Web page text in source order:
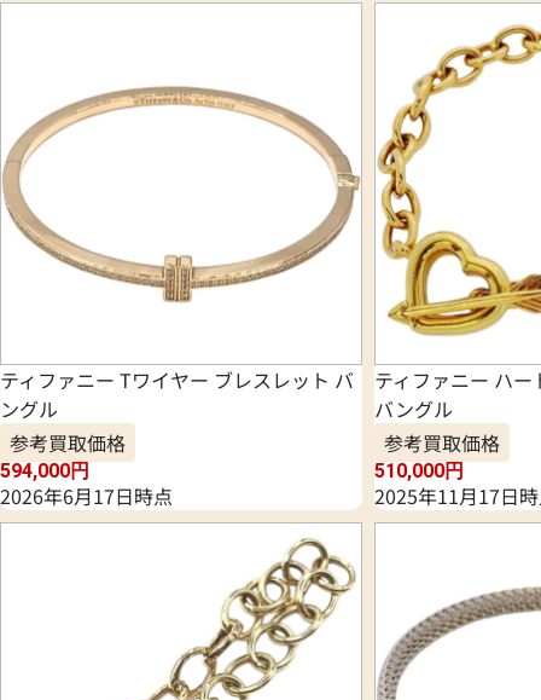
ティファニー Tワイヤー ブレスレット バ
ングル
参考買取価格
594,000円
2026年6月17日時点
ティファニー ハ
バングル
参考買取価格
510,000円
2025年11月17日